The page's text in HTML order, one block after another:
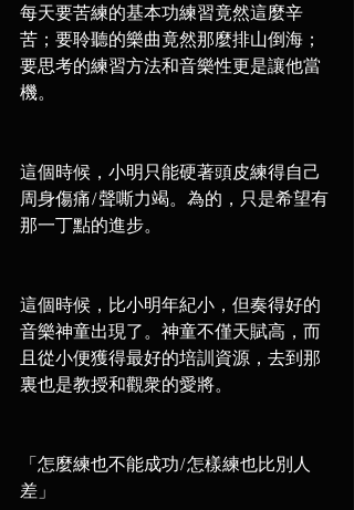
每天要苦練的基本功練習竟然這麼辛
苦；要聆聽的樂曲竟然那麼排山倒海；
要思考的練習方法和音樂性更是讓他當
機。
這個時候，小明只能硬著頭皮練得自己
周身傷痛/聲嘶力竭。為的，只是希望有
那一丁點的進步。
這個時候，比小明年紀小，但奏得好的
音樂神童出現了。神童不僅天賦高，而
且從小便獲得最好的培訓資源，去到那
裏也是教授和觀衆的愛將。
「怎麼練也不能成功/怎樣練也比別人
差」